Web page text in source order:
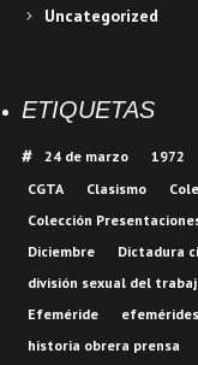
Uncategorized
ETIQUETAS
24 de marzo 1972
CGTA
Clasismo
Colección
Diciembre
Dictadura
división sexual del
Efeméride
efemérides
historia obrera prensa